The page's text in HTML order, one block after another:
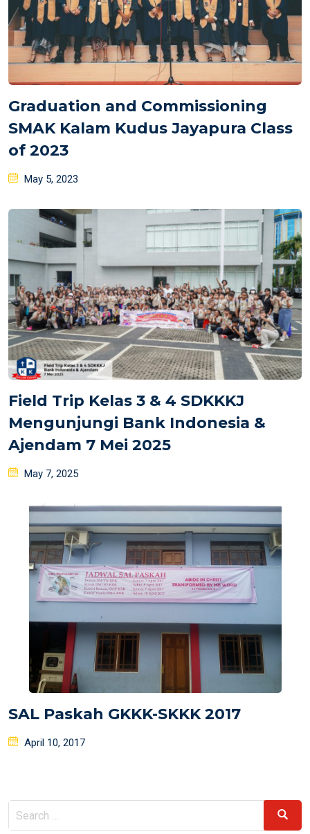
Graduation and Commissioning
SMAK Kalam Kudus Jayapura Class
of 2023
Posted
May 5, 2023
Field Trip Kelas 3 & 4 SDKKKJ
Mengunjungi Bank Indonesia &
Ajendam 7 Mei 2025
Posted
May 7, 2025
SAL Paskah GKKK-SKKK 2017
Posted
April 10, 2017
Search
for:
Search